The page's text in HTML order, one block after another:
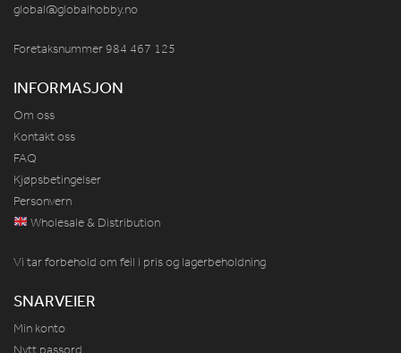
global@globalhobby.no
Foretaksnummer 984 467 125
INFORMASJON
Om oss
Kontakt oss
FAQ
Kjøpsbetingelser
Personvern
Wholesale & Distribution
Vi tar forbehold om feil i pris og lagerbeholdning
SNARVEIER
Min konto
Nytt passord